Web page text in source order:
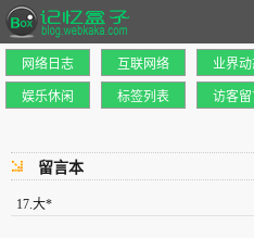
网络日志 互联网络 业界
娱乐休闲 标签列表 访客
留言本
17.大*